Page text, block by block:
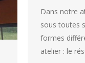
Dans notre
sous toutes
formes
atelier : le